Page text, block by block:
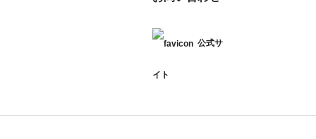
公式サ
イト